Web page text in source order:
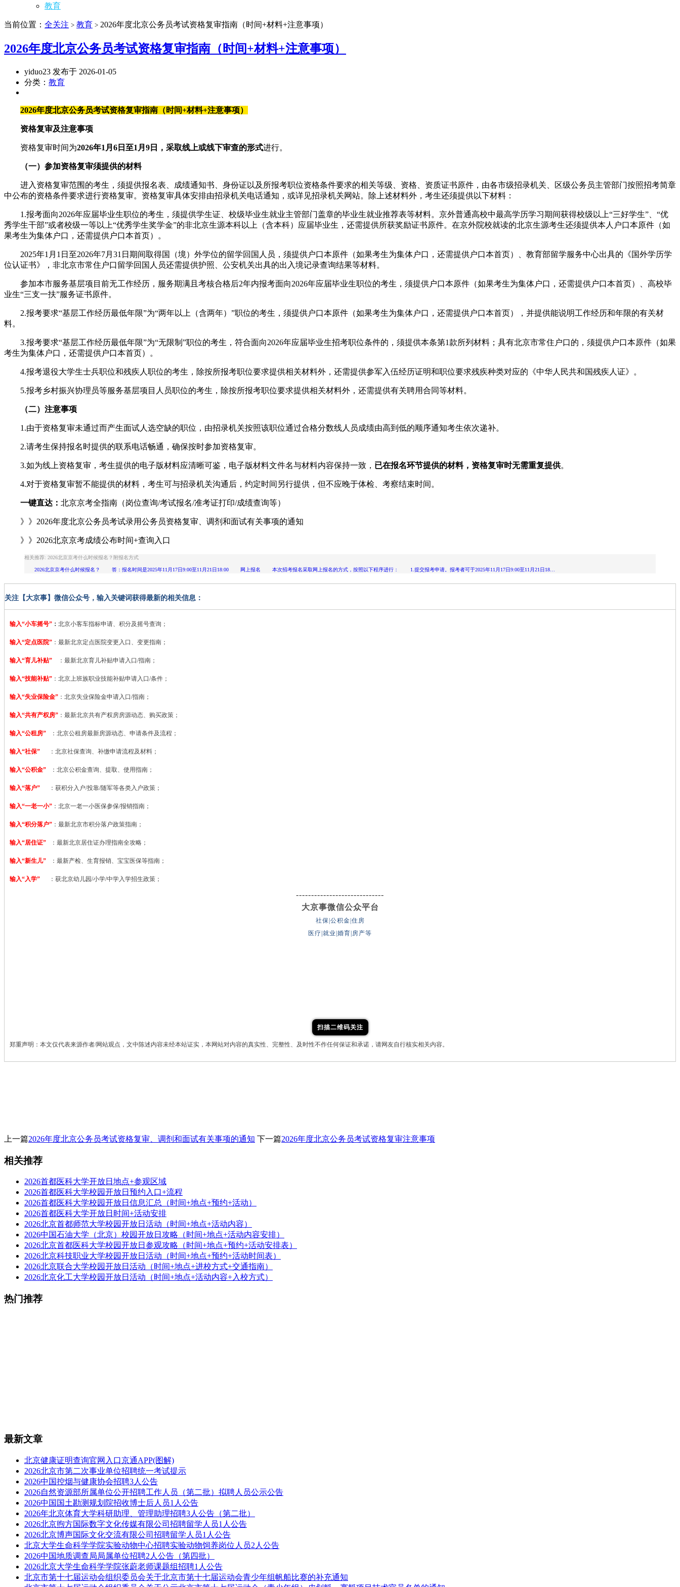
教育
当前位置： 全关注 > 教育 > 2026年度北京公务员考试资格复审指南（时间+材料+注意事项）
2026年度北京公务员考试资格复审指南（时间+材料+注意事项）
yiduo23 发布于 2026-01-05
分类： 教育
2026年度北京公务员考试资格复审指南（时间+材料+注意事项）
资格复审及注意事项
资格复审时间为2026年1月6日至1月9日，采取线上或线下审查的形式进行。
（一）参加资格复审须提供的材料
进入资格复审范围的考生，须提供报名表、成绩通知书、身份证以及所报考职位资格条件要求的相关等级、资格、资质证书原件，由各市级招录机关、区级公务员主管部门按照招考简章
中公布的资格条件要求进行资格复审。资格复审具体安排由招录机关电话通知，或详见招录机关网站。除上述材料外，考生还须提供以下材料：
1.报考面向2026年应届毕业生职位的考生，须提供学生证、校级毕业生就业主管部门盖章的毕业生就业推荐表等材料。京外普通高校中最高学历学习期间获得校级以上“三好学生”、“优
秀学生干部”或者校级一等以上“优秀学生奖学金”的非北京生源本科以上（含本科）应届毕业生，还需提供所获奖励证书原件。在京外院校就读的北京生源考生还须提供本人户口本原件（如
果考生为集体户口，还需提供户口本首页）。
2025年1月1日至2026年7月31日期间取得国（境）外学位的留学回国人员，须提供户口本原件（如果考生为集体户口，还需提供户口本首页）、教育部留学服务中心出具的《国外学历学
位认证书》，非北京市常住户口留学回国人员还需提供护照、公安机关出具的出入境记录查询结果等材料。
参加本市服务基层项目前无工作经历，服务期满且考核合格后2年内报考面向2026年应届毕业生职位的考生，须提供户口本原件（如果考生为集体户口，还需提供户口本首页）、高校毕
业生“三支一扶”服务证书原件。
2.报考要求“基层工作经历最低年限”为“两年以上（含两年）”职位的考生，须提供户口本原件（如果考生为集体户口，还需提供户口本首页），并提供能说明工作经历和年限的有关材
料。
3.报考要求“基层工作经历最低年限”为“无限制”职位的考生，符合面向2026年应届毕业生招考职位条件的，须提供本条第1款所列材料；具有北京市常住户口的，须提供户口本原件（如果
考生为集体户口，还需提供户口本首页）。
4.报考退役大学生士兵职位和残疾人职位的考生，除按所报考职位要求提供相关材料外，还需提供参军入伍经历证明和职位要求残疾种类对应的《中华人民共和国残疾人证》。
5.报考乡村振兴协理员等服务基层项目人员职位的考生，除按所报考职位要求提供相关材料外，还需提供有关聘用合同等材料。
（二）注意事项
1.由于资格复审未通过而产生面试人选空缺的职位，由招录机关按照该职位通过合格分数线人员成绩由高到低的顺序通知考生依次递补。
2.请考生保持报名时提供的联系电话畅通，确保按时参加资格复审。
3.如为线上资格复审，考生提供的电子版材料应清晰可鉴，电子版材料文件名与材料内容保持一致， 已在报名环节提供的材料，资格复审时无需重复提供。
4.对于资格复审暂不能提供的材料，考生可与招录机关沟通后，约定时间另行提供，但不应晚于体检、考察结束时间。
一键直达： 北京京考全指南（岗位查询/考试报名/准考证打印/成绩查询等）
》》2026年度北京公务员考试录用公务员资格复审、调剂和面试有关事项的通知
》》2026北京京考成绩公布时间+查询入口
相关推荐: 2026北京京考什么时候报名？附报名方式
2026北京京考什么时候报名？ 答：报名时间是2025年11月17日9:00至11月21日18:00 网上报名 本次招考报名采取网上报名的方式，按照以下程序进行： 1.提交报考申请。报考者可于2025年11月17日9:00至11月21日18…
关注【大京事】微信公众号，输入关键词获得最新的相关信息：
输入“小车摇号” ： 北京小客车指标申请、积分及摇号查询；
输入“定点医院” ： 最新北京定点医院变更入口、变更指南；
输入“育儿补贴” ：最新北京育儿补贴申请入口/指南；
输入“技能补贴” ： 北京上班族职业技能补贴申请入口/条件；
输入“失业保险金” ：北京失业保险金申请入口/指南；
输入“共有产权房” ：最新北京共有产权房房源动态、购买政策；
输入“公租房” ：北京公租房最新房源动态、申请条件及流程；
输入“社保” ：北京社保查询、补缴申请流程及材料；
输入“公积金” ：北京公积金查询、提取、使用指南；
输入“落户” ：获积分入户/投靠/随军等各类入户政策；
输入“一老一小” ：北京一老一小医保参保/报销指南；
输入“积分落户” ：最新北京市积分落户政策指南；
输入“居住证” ：最新北京居住证办理指南全攻略；
输入“新生儿” ：最新产检、生育报销、宝宝医保等指南；
输入“入学” ：获北京幼儿园/小学/中学入学招生政策；
-----------------------------
大京事微信公众平台
社保|公积金|住房
医疗|就业|婚育|房产等
扫描二维码关注
郑重声明：本文仅代表来源作者/网站观点，文中陈述内容未经本站证实，本网站对内容的真实性、完整性、及时性不作任何保证和承诺，请网友自行核实相关内容。
上一篇2026年度北京公务员考试资格复审、调剂和面试有关事项的通知 下一篇2026年度北京公务员考试资格复审注意事项
相关推荐
2026首都医科大学开放日地点+参观区域
2026首都医科大学校园开放日预约入口+流程
2026首都医科大学校园开放日信息汇总（时间+地点+预约+活动）
2026首都医科大学开放日时间+活动安排
2026北京首都师范大学校园开放日活动（时间+地点+活动内容）
2026中国石油大学（北京）校园开放日攻略（时间+地点+活动内容安排）
2026北京首都医科大学校园开放日参观攻略（时间+地点+预约+活动安排表）
2026北京科技职业大学校园开放日活动（时间+地点+预约+活动时间表）
2026北京联合大学校园开放日活动（时间+地点+进校方式+交通指南）
2026北京化工大学校园开放日活动（时间+地点+活动内容+入校方式）
热门推荐
最新文章
北京健康证明查询官网入口京通APP(图解)
2026北京市第二次事业单位招聘统一考试提示
2026中国控烟与健康协会招聘3人公告
2026自然资源部所属单位公开招聘工作人员（第二批）拟聘人员公示公告
2026中国国土勘测规划院招收博士后人员1人公告
2026年北京体育大学科研助理、管理助理招聘3人公告（第二批）
2026北京煦方国际数字文化传媒有限公司招聘留学人员1人公告
2026北京博声国际文化交流有限公司招聘留学人员1人公告
北京大学生命科学学院实验动物中心招聘实验动物饲养岗位人员2人公告
2026中国地质调查局局属单位招聘2人公告（第四批）
2026北京大学生命科学学院张蔚老师课题组招聘1人公告
北京市第十七届运动会组织委员会关于北京市第十七届运动会青少年组帆船比赛的补充通知